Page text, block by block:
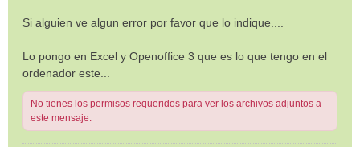
Si alguien ve algun error por favor que lo indique....
Lo pongo en Excel y Openoffice 3 que es lo que tengo en el
ordenador este...
No tienes los permisos requeridos para ver los archivos adjuntos a
este mensaje.